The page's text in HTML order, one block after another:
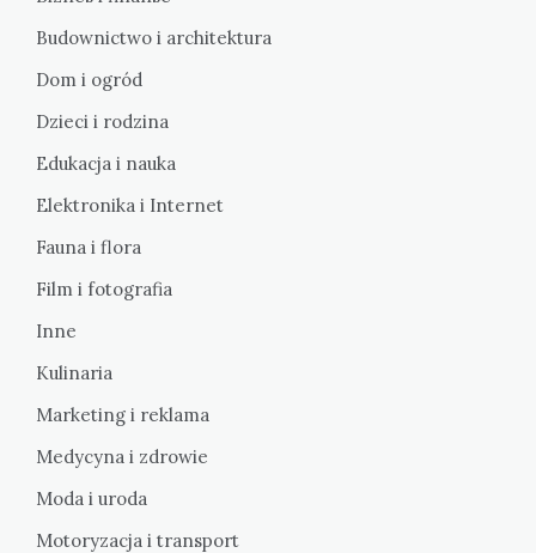
Budownictwo i architektura
Dom i ogród
Dzieci i rodzina
Edukacja i nauka
Elektronika i Internet
Fauna i flora
Film i fotografia
Inne
Kulinaria
Marketing i reklama
Medycyna i zdrowie
Moda i uroda
Motoryzacja i transport